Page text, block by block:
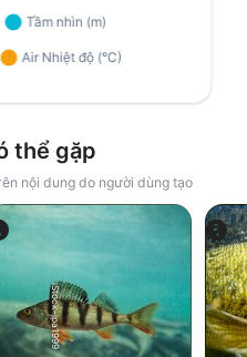
thể gặp
nội dung do người dùng tạo
iStock-jpa1999